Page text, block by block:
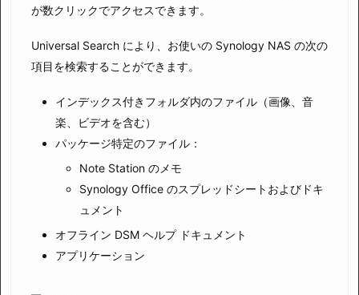
が数クリックでアクセスできます。
Universal Search により、お使いの Synology NAS の次の
項目を検索することができます。
インデックス付きフォルダ内のファイル（画像、音
楽、ビデオを含む）
パッケージ特定のファイル：
Note Station のメモ
Synology Office のスプレッドシートおよびドキ
ュメント
オフライン DSM ヘルプ ドキュメント
アプリケーション